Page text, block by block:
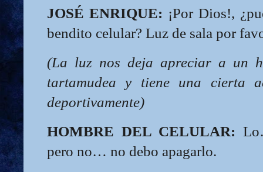
JOSÉ ENRIQUE: ¡Por Dios!,
bendito celular? Luz de sala por
(La luz nos deja apreciar a un
tartamudea y tiene una cierta
deportivamente)
HOMBRE DEL CELULAR:
pero no… no debo apagarlo.